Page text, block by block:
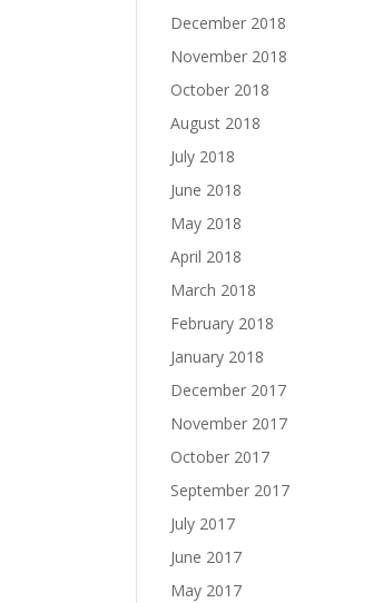
December 2018
November 2018
October 2018
August 2018
July 2018
June 2018
May 2018
April 2018
March 2018
February 2018
January 2018
December 2017
November 2017
October 2017
September 2017
July 2017
June 2017
May 2017